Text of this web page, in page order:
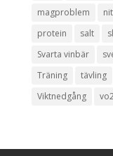
magproblem
protein
salt
Svarta vinbär
Träning
tävling
Viktnedgång